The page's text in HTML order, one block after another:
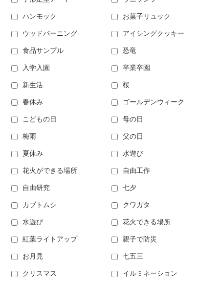
ハンモック お菓子リュック
ウッドバーニング アイシングクッキー
食品サンプル 恐竜
入学入園 卒業卒園
新生活 桜
春休み ゴールデンウィーク
こどもの日 母の日
梅雨 父の日
夏休み 水遊び
花火ができる場所 自由工作
自由研究 七夕
カブトムシ クワガタ
水遊び 花火できる場所
紅葉ライトアップ 親子で防災
お月見 七五三
クリスマス イルミネーション